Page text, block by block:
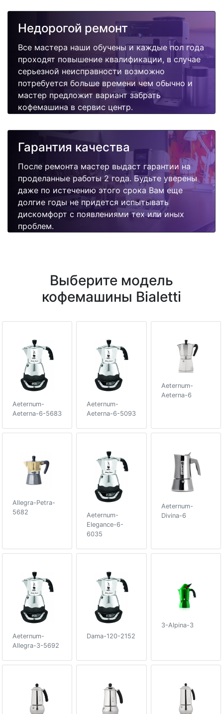
Недорогой ремонт
Все мастера наши обучены и каждые пол года
проходят повышение квалификации, в случае
серьезной неисправности возможно
потребуется больше времени чем обычно и
мастер предложит вариант забрать
кофемашина в сервис центр.
Гарантия качества
После ремонта мастер выдаст гарантии на
проделанные работы 2 года. Будьте уверены
даже по истечению этого срока Вам еще
долгие годы не придется испытывать
дискомфорт с появлениями тех или иных
проблем.
Выберите модель
кофемашины Bialetti
Aeternum-
Aeterna-6-5683
Aeternum-
Aeterna-6-5093
Aeternum-
Aeterna-6
Allegra-Petra-
5682
Aeternum-
Elegance-6-
6035
Aeternum-
Divina-6
Aeternum-
Allegra-3-5692
Dama-120-2152
3-Alpina-3